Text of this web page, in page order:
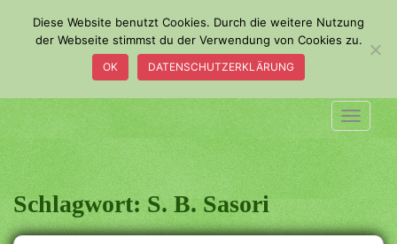
m
a
i
n
c
o
Schlagwort:S. B. Sasori
Diese Website benutzt Cookies. Durch die weitere Nutzung
der Webseite stimmst du der Verwendung von Cookies zu.
OK DATENSCHUTZERKLÄRUNG